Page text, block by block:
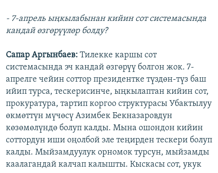
- 7-апрель ыңкылабынан кийин сот системасында
кандай өзгөрүүлөр болду?
Сапар Аргынбаев: Тилекке каршы сот
системасында эч кандай өзгөрүү болгон жок. 7-
апрелге чейин соттор президентке түздөн-түз баш
ийип турса, тескерисинче, ыңкылаптан кийин сот,
прокуратура, тартип коргоо структурасы Убактылуу
өкмөттүн мүчөсү Азимбек Бекназаровдун
көзөмөлүндө болуп калды. Мына ошондон кийин
соттордун иши оңолбой эле теңирден тескери болуп
калды. Мыйзамдуулук орномок турсун, мыйзамды
каалагандай калчап калышты. Кыскасы сот, укук